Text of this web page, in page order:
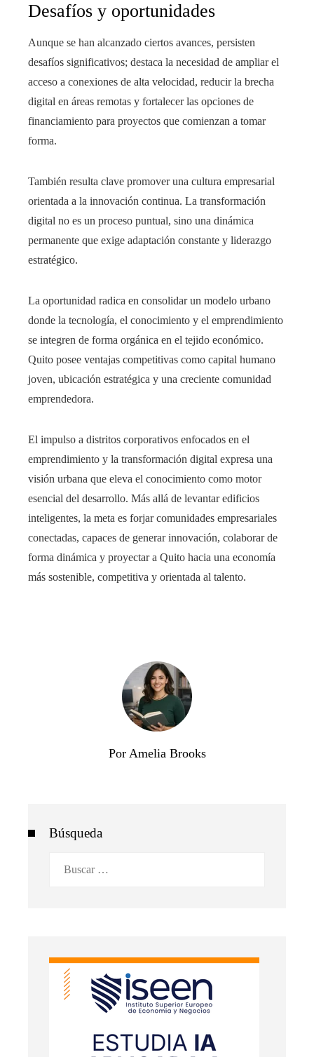
Desafíos y oportunidades
Aunque se han alcanzado ciertos avances, persisten
desafíos significativos; destaca la necesidad de ampliar el
acceso a conexiones de alta velocidad, reducir la brecha
digital en áreas remotas y fortalecer las opciones de
financiamiento para proyectos que comienzan a tomar
forma.
También resulta clave promover una cultura empresarial
orientada a la innovación continua. La transformación
digital no es un proceso puntual, sino una dinámica
permanente que exige adaptación constante y liderazgo
estratégico.
La oportunidad radica en consolidar un modelo urbano
donde la tecnología, el conocimiento y el emprendimiento
se integren de forma orgánica en el tejido económico.
Quito posee ventajas competitivas como capital humano
joven, ubicación estratégica y una creciente comunidad
emprendedora.
El impulso a distritos corporativos enfocados en el
emprendimiento y la transformación digital expresa una
visión urbana que eleva el conocimiento como motor
esencial del desarrollo. Más allá de levantar edificios
inteligentes, la meta es forjar comunidades empresariales
conectadas, capaces de generar innovación, colaborar de
forma dinámica y proyectar a Quito hacia una economía
más sostenible, competitiva y orientada al talento.
Por Amelia Brooks
Búsqueda